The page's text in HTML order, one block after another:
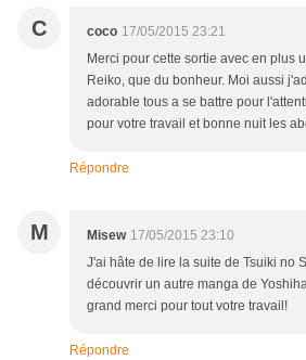
C coco 17/05/2015 23:21
Merci pour cette sortie avec en plus
Reiko, que du bonheur. Moi aussi
adorable tous a se battre pour
pour votre travail et bonne nuit les
Répondre
M Misew 17/05/2015 23:10
J'ai hâte de lire la suite de Tsuiki no
découvrir un autre manga de
grand merci pour tout votre travail!
Répondre